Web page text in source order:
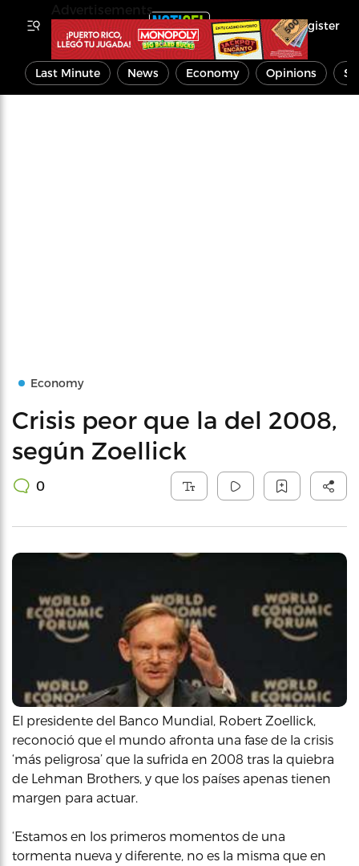
Register
Last Minute News Economy Opinions
Economy
Crisis peor que la del 2008,
según Zoellick
0
El presidente del Banco Mundial, Robert Zoellick,
reconoció que el mundo afronta una fase de la crisis
‘más peligrosa’ que la sufrida en 2008 tras la quiebra
de Lehman Brothers, y que los países apenas tienen
margen para actuar.
‘Estamos en los primeros momentos de una
tormenta nueva y diferente, no es la misma que en
Advertisements